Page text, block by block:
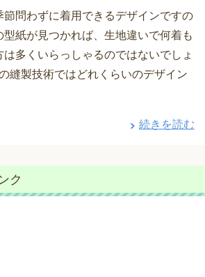
節問わずに着用できるデザインですの
紙が見つかれば、生地違いで何着も
多くいらっしゃるのではないでしょ
縫製技術ではどれくらいのデザイン
続きを読む
ク